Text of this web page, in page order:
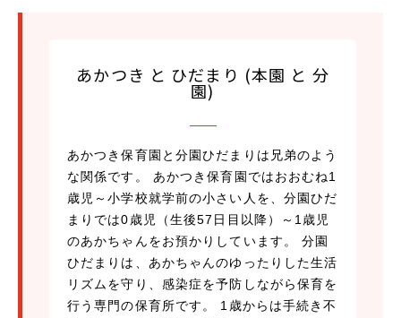
あかつき と ひだまり (本園 と 分
園)
あかつき保育園と分園ひだまりは兄弟のよう
な関係です。 あかつき保育園ではおおむね1
歳児～小学校就学前の小さい人を、分園ひだ
まりでは0歳児（生後57日目以降）～1歳児
のあかちゃんをお預かりしています。 分園
ひだまりは、あかちゃんのゆったりした生活
リズムを守り、感染症を予防しながら保育を
行う専門の保育所です。 1歳からは手続き不